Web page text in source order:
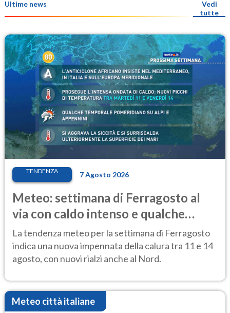
Ultime news
Vedi
tutte
TENDENZA 7 Agosto 2026
Meteo: settimana di Ferragosto al
via con caldo intenso e qualche
temporale
La tendenza meteo per la settimana di Ferragosto
indica una nuova impennata della calura tra 11 e 14
agosto, con nuovi rialzi anche al Nord.
Meteo città italiane